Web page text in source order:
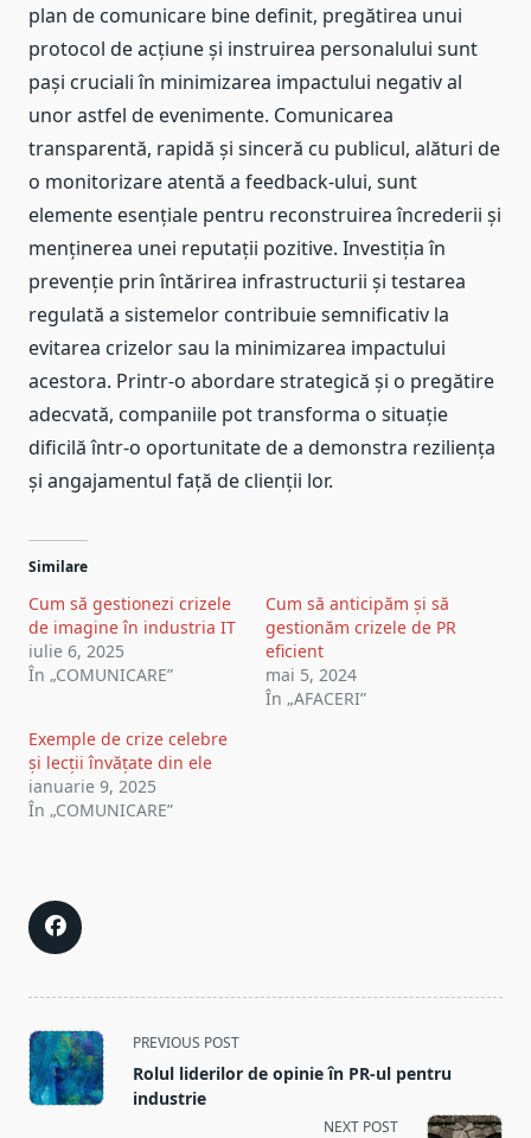
plan de comunicare bine definit, pregătirea unui
protocol de acțiune și instruirea personalului sunt
pași cruciali în minimizarea impactului negativ al
unor astfel de evenimente. Comunicarea
transparentă, rapidă și sinceră cu publicul, alături de
o monitorizare atentă a feedback-ului, sunt
elemente esențiale pentru reconstruirea încrederii și
menținerea unei reputații pozitive. Investiția în
prevenție prin întărirea infrastructurii și testarea
regulată a sistemelor contribuie semnificativ la
evitarea crizelor sau la minimizarea impactului
acestora. Printr-o abordare strategică și o pregătire
adecvată, companiile pot transforma o situație
dificilă într-o oportunitate de a demonstra reziliența
și angajamentul față de clienții lor.
Similare
Cum să gestionezi crizele
de imagine în industria IT
iulie 6, 2025
În „COMUNICARE”
Cum să anticipăm și să
gestionăm crizele de PR
eficient
mai 5, 2024
În „AFACERI”
Exemple de crize celebre
și lecții învățate din ele
ianuarie 9, 2025
În „COMUNICARE”
<span
class="nav-
subtitle
PREVIOUS POST
Rolul liderilor de opinie în PR-ul pentru
industrie
NEXT POST